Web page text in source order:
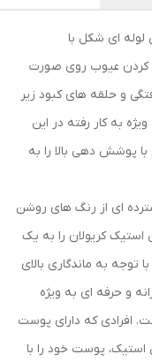
ای شکل با
کردن عیوب روی صورت
و حلقه های کبود زیر
به کار رفته در این
پوشش دهی بالا را به
ای از رنگ های روشن
کریولان را به یک
توجه به ماندگاری بالای
و حرفه ای به ویژه
افرادی که دارای پوست
پوست خود را با